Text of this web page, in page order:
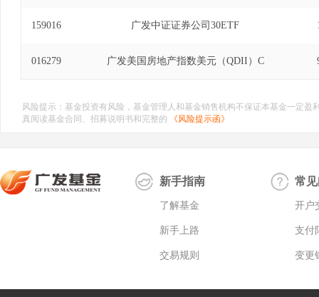
159016 广发中证证券公司30ETF
016279 广发美国房地产指数美元（QDII）C
风险提示：基金投资有风险，基金管理人和基金销售机构不保证本基金一定
真阅读基金合同、招募说明书和完整的
《风险提示函》
新手指南
了解基金
新手上路
交易规则
常
开户
支付
变更